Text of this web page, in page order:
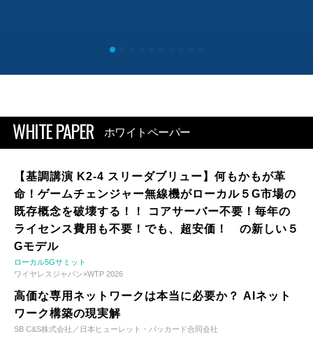
WHITE PAPER ホワイトペーパー
【基調講演 K2-4 スリーダブリュー】何もかもが革
命！ゲームチェンジャー無線機がローカル５G市場の
既存概念を破壊する！！ コアサーバー不要！毎年の
ライセンス費用も不要！でも、超安価！ の新しい５
Gモデル
ローカル5Gサミット
ワイヤレスジャパン×WTP 2026
高価な専用ネットワークは本当に必要か？ AIネット
ワーク構築の現実解
SB C&S株式会社／日本ヒューレット・パッカード合同会社